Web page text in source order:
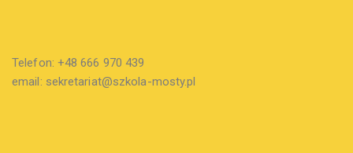
Telefon: +48 666 970 439
email: sekretariat@szkola-mosty.pl